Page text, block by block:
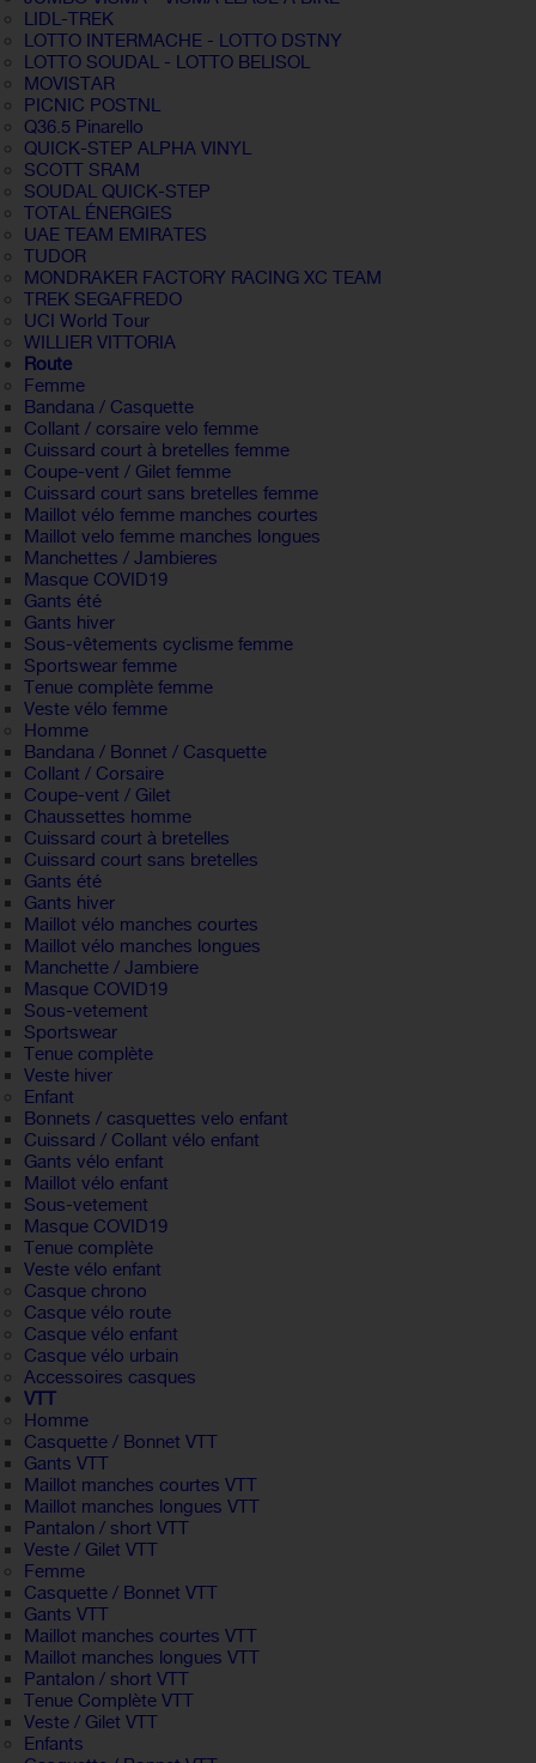
LIDL-TREK
LOTTO INTERMACHE - LOTTO DSTNY
LOTTO SOUDAL - LOTTO BELISOL
MOVISTAR
PICNIC POSTNL
Q36.5 Pinarello
QUICK-STEP ALPHA VINYL
SCOTT SRAM
SOUDAL QUICK-STEP
TOTAL ÉNERGIES
UAE TEAM EMIRATES
TUDOR
MONDRAKER FACTORY RACING XC TEAM
TREK SEGAFREDO
UCI World Tour
WILLIER VITTORIA
Route
Femme
Bandana / Casquette
Collant / corsaire velo femme
Cuissard court à bretelles femme
Coupe-vent / Gilet femme
Cuissard court sans bretelles femme
Maillot vélo femme manches courtes
Maillot velo femme manches longues
Manchettes / Jambieres
Masque COVID19
Gants été
Gants hiver
Sous-vêtements cyclisme femme
Sportswear femme
Tenue complète femme
Veste vélo femme
Homme
Bandana / Bonnet / Casquette
Collant / Corsaire
Coupe-vent / Gilet
Chaussettes homme
Cuissard court à bretelles
Cuissard court sans bretelles
Gants été
Gants hiver
Maillot vélo manches courtes
Maillot vélo manches longues
Manchette / Jambiere
Masque COVID19
Sous-vetement
Sportswear
Tenue complète
Veste hiver
Enfant
Bonnets / casquettes velo enfant
Cuissard / Collant vélo enfant
Gants vélo enfant
Maillot vélo enfant
Sous-vetement
Masque COVID19
Tenue complète
Veste vélo enfant
Casque chrono
Casque vélo route
Casque vélo enfant
Casque vélo urbain
Accessoires casques
VTT
Homme
Casquette / Bonnet VTT
Gants VTT
Maillot manches courtes VTT
Maillot manches longues VTT
Pantalon / short VTT
Veste / Gilet VTT
Femme
Casquette / Bonnet VTT
Gants VTT
Maillot manches courtes VTT
Maillot manches longues VTT
Pantalon / short VTT
Tenue Complète VTT
Veste / Gilet VTT
Enfants